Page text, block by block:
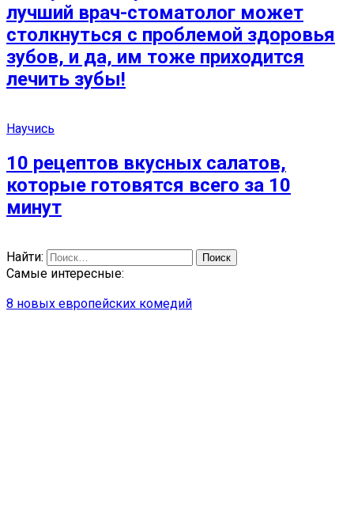
лучший врач-стоматолог может
столкнуться с проблемой здоровья
зубов, и да, им тоже приходится
лечить зубы!
Научись
10 рецептов вкусных салатов,
которые готовятся всего за 10
минут
Найти:
Самые интересные:
8 новых европейских комедий